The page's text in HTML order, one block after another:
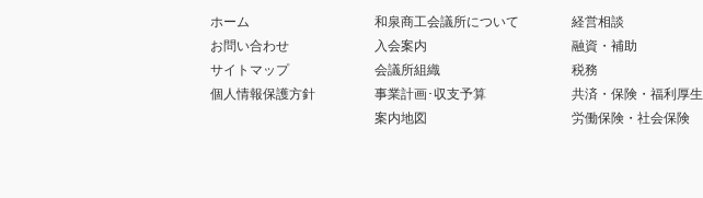
ホーム
お問い合わせ
サイトマップ
個人情報保護方針
和泉商工会議所について
入会案内
会議所組織
事業計画･収支予算
案内地図
経営相談
融資・補助
税務
共済・保険・福利厚生
労働保険・社会保険